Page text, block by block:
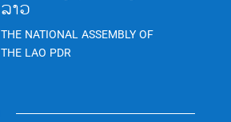
ລາວ
THE NATIONAL ASSEMBLY OF
THE LAO PDR